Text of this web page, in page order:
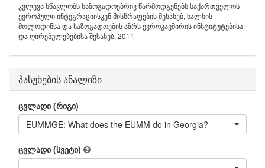
კვლევა სწავლობს საზოგადოებრივ წარმოდგენებს საქართველოს
ევროპული ინტეგრაციისკენ მისწრაფების შესახებ, ხალხის
მოლოდინსა და საზოგადოების აზრს ევროკავშირის ინსტიტუტებისა
და ღირებულებებისა შესახებ, 2011
პასუხების ანალიზი
ცვლადი (რიგი)
EUMMGE: What does the EUMM do in Georgia?
ცვლადი (სვეტი)